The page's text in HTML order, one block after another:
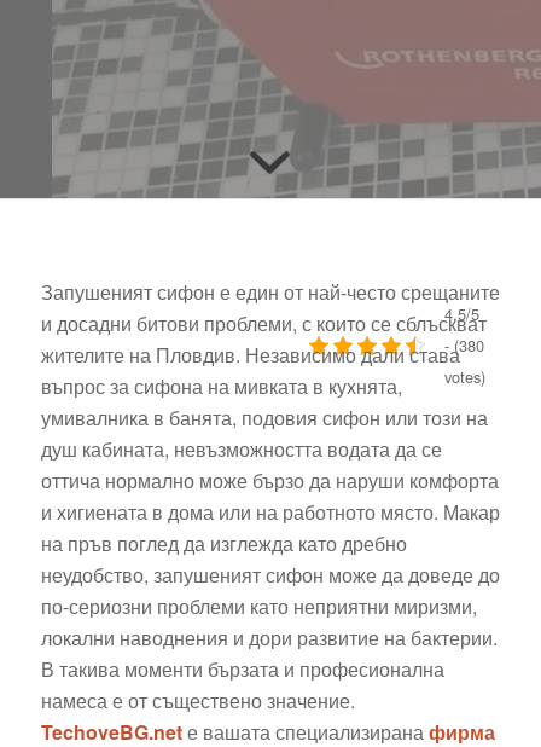
Запушеният сифон е един от най-често срещаните
и досадни битови проблеми, с които се сблъскват
жителите на Пловдив. Независимо дали става
въпрос за сифона на мивката в кухнята,
умивалника в банята, подовия сифон или този на
душ кабината, невъзможността водата да се
оттича нормално може бързо да наруши комфорта
и хигиената в дома или на работното място. Макар
на пръв поглед да изглежда като дребно
неудобство, запушеният сифон може да доведе до
по-сериозни проблеми като неприятни миризми,
локални наводнения и дори развитие на бактерии.
В такива моменти бързата и професионална
намеса е от съществено значение.
TechoveBG.netе вашата специализирана фирма
4.5/5
- (380
votes)